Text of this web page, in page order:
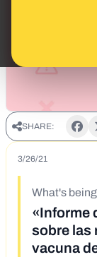
SHARE:
3/26/21
What's
«Informe
sobre las
vacuna